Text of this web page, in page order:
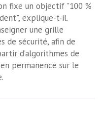
fixe un objectif "100 %
explique-t-il.
une grille
de sécurité, afin de
d’algorithmes de
permanence sur le